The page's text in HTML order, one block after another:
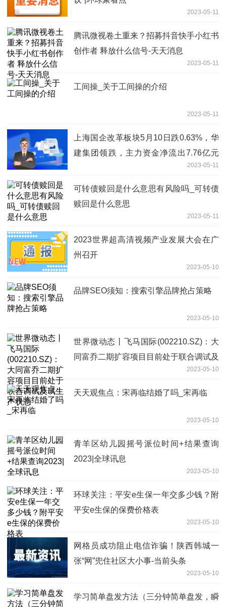
2023-05-11
腾讯微视卷土重来？招募抖音快手小红书
创作者 释放什么信号-天天消息
2023-05-11
工间操_关于工间操的介绍
2023-05-11
上海国企改革板块5月10日跌0.63%，华
建集团领跌，主力资金净流出7.76亿元
2023-05-11
可转债赎回是什么意思有风险吗_可转债
赎回是什么意思
2023-05-11
2023世界超高清视频产业发展大会在广
州召开
2023-05-10
品牌SEO须知：搜索引擎品牌抢占策略
2023-05-10
世界微动态丨飞马国际(002210.SZ)：大
同富乔二期扩容项目目前处于联合调试及
2023-05-10
天天观焦点：宋再临结婚了吗_宋再临
2023-05-10
青羊区幼儿园摇号派位时间+结果查询
2023|全球讯息
2023-05-10
环球关注：平安e生保一年交多少钱？附
平安e生保的保费价格表
2023-05-10
网格员成功阻止电信诈骗！陕西韩城一
张“网”兜住社区大小事-当前头条
2023-05-10
学习简单盘发方法（三分钟简单盘发，瞬